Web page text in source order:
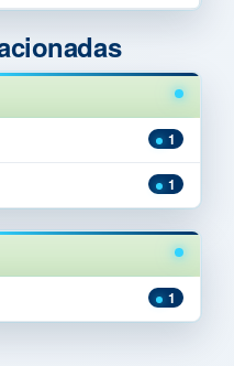
1
1
1